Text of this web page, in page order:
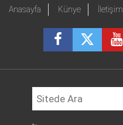
Anasayfa Künye İletişim